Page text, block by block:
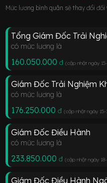
Mức lương bình quân sẽ thay đổi
Tổng Giám Đốc Trải
có mức lương là
160.050.000 đ (cập nhật ngày
Giám Đốc Trải Nghiệm
có mức lương là
176.250.000 đ (cập nhật ngày 15-
Giám Đốc Điều Hành
có mức lương là
233.850.000 đ (cập nhật ngày
Giám Đốc Điều Hành